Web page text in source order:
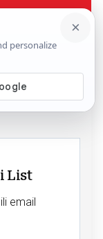
List
email